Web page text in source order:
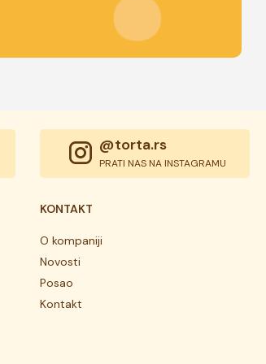
@torta.rs
PRATI NAS NA INSTAGRAMU
KONTAKT
O kompaniji
Novosti
Posao
Kontakt